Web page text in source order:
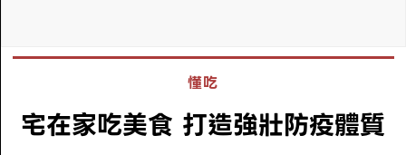
懂吃
宅在家吃美食 打造強壯防疫體質